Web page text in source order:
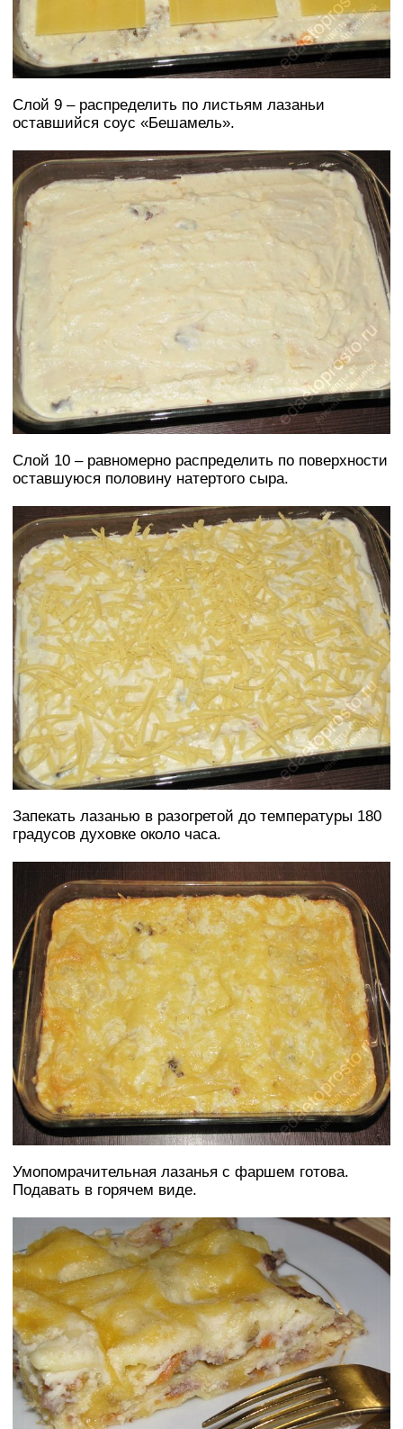
Слой 9 – распределить по листьям лазаньи
оставшийся соус «Бешамель».
Слой 10 – равномерно распределить по поверхности
оставшуюся половину натертого сыра.
Запекать лазанью в разогретой до температуры 180
градусов духовке около часа.
Умопомрачительная лазанья с фаршем готова.
Подавать в горячем виде.